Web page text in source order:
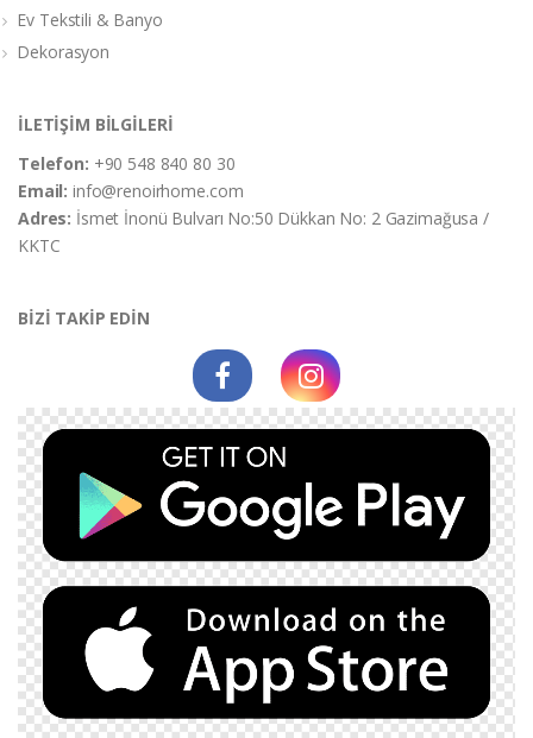
Ev Tekstili & Banyo
Dekorasyon
İLETİŞİM BİLGİLERİ
Telefon: +90 548 840 80 30
Email:info@renoirhome.com
Adres: İsmet İnonü Bulvarı No:50 Dükkan No: 2 Gazimağusa /
KKTC
BİZİ TAKİP EDİN